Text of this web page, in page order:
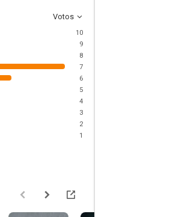
Votos
10
9
8
7
6
5
4
3
2
1